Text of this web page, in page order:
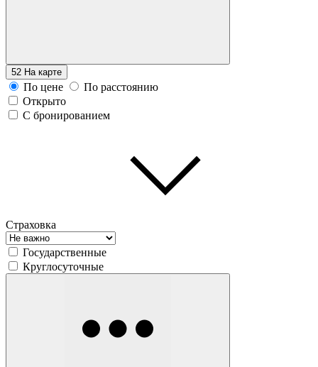
52 На карте
По цене
По расстоянию
Открыто
С бронированием
Страховка
Государственные
Круглосуточные